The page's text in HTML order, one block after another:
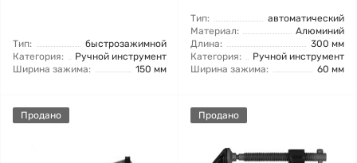
Тип:
быстрозажимной
Категория:
Ручной инструмент
Ширина зажима:
150 мм
Тип:
автоматический
Материал:
Алюминий
Длина:
300 мм
Категория:
Ручной инструмент
Ширина зажима:
60 мм
Продано Продано